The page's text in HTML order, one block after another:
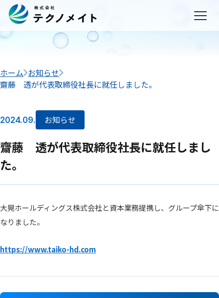
ホーム お知らせ
齋藤 透が代表取締役社長に就任しました。
2024.09. お知らせ
齋藤 透が代表取締役社長に就任しまし
た。
大晃ホールディングス株式会社と資本業務提携し、グループ傘下に
なりました。
https://www.taiko-hd.com